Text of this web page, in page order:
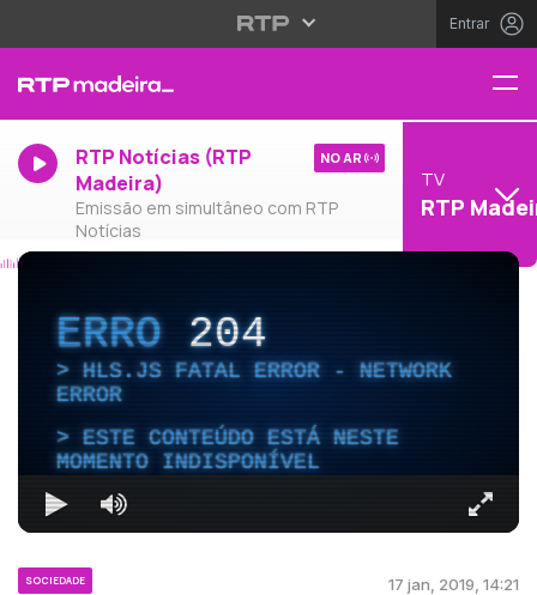
Entrar
RTP Notícias (RTP
Madeira)
Emissão em simultâneo com RTP
Notícias
NO AR
TV
RTP
ERRO204
HLS.JS FATAL ERROR - NETWORK
ERROR
ESTE CONTEÚDO ESTÁ NESTE
MOMENTO INDISPONÍVEL
SOCIEDADE 17 jan, 2019, 14:21